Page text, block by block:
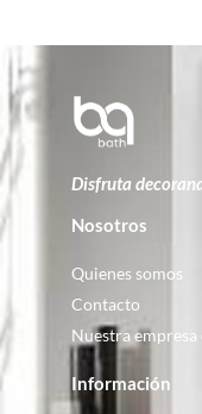
Disfruta
Nosotros
Quienes somos
Contacto
Nuestra empresa
Información